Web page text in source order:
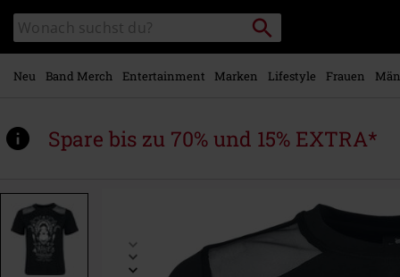
Hauptinhalt
springen
Katalog
durchsuchen
Packstation
suchen
Neu Band Merch Entertainment Marken Lifestyle Frauen
Spare bis zu 70% und 15% EXTRA*
www.emp.at/p/mirror/570301.html